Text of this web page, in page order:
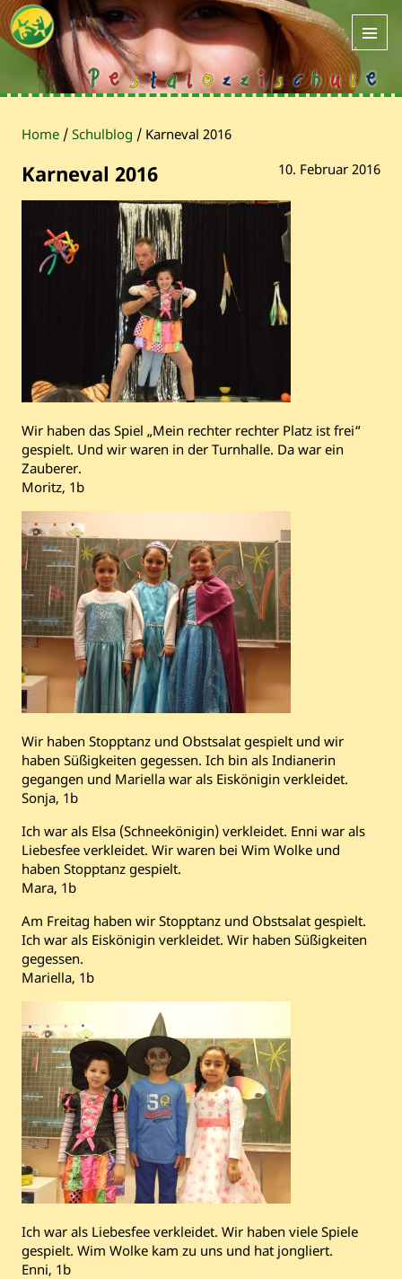
Home / Schulblog / Karneval 2016
10. Februar 2016
Karneval 2016
Wir haben das Spiel „Mein rechter rechter Platz ist frei“
gespielt. Und wir waren in der Turnhalle. Da war ein
Zauberer.
Moritz, 1b
Wir haben Stopptanz und Obstsalat gespielt und wir
haben Süßigkeiten gegessen. Ich bin als Indianerin
gegangen und Mariella war als Eiskönigin verkleidet.
Sonja, 1b
Ich war als Elsa (Schneekönigin) verkleidet. Enni war als
Liebesfee verkleidet. Wir waren bei Wim Wolke und
haben Stopptanz gespielt.
Mara, 1b
Am Freitag haben wir Stopptanz und Obstsalat gespielt.
Ich war als Eiskönigin verkleidet. Wir haben Süßigkeiten
gegessen.
Mariella, 1b
Ich war als Liebesfee verkleidet. Wir haben viele Spiele
gespielt. Wim Wolke kam zu uns und hat jongliert.
Enni, 1b